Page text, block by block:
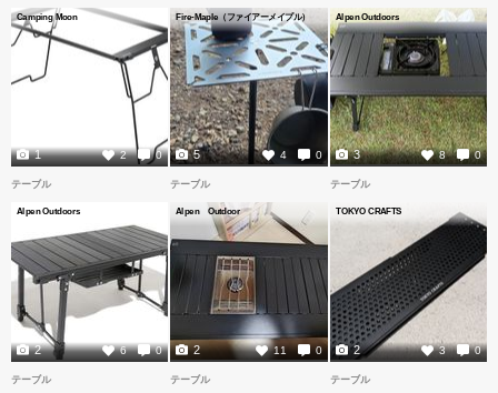
Camping Moon
2 0
1
Fire-Maple（ファイアーメイプル）
4 0
5
Alpen Outdoors
8 0
3
テーブル
Alpen Outdoors
6 0
2
テーブル
Alpen Outdoor
11 0
2
テーブル
TOKYO CRAFTS
3 0
2
テーブル テーブル テーブル